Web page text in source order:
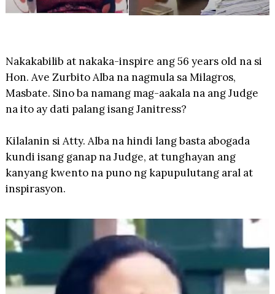
Nakakabilib at nakaka-inspire ang 56 years old na si
Hon. Ave Zurbito Alba na nagmula sa Milagros,
Masbate. Sino ba namang mag-aakala na ang Judge
na ito ay dati palang isang Janitress?
Kilalanin si Atty. Alba na hindi lang basta abogada
kundi isang ganap na Judge, at tunghayan ang
kanyang kwento na puno ng kapupulutang aral at
inspirasyon.